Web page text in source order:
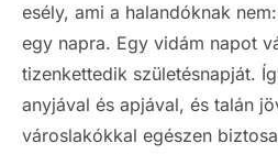
esély, ami a halandóknak
egy napra. Egy vidám napot
tizenkettedik születésnapját.
anyjával és apjával, és talán
városlakókkal egészen